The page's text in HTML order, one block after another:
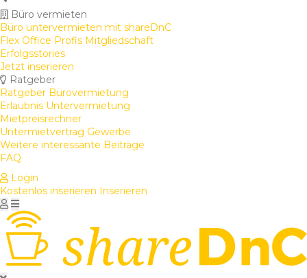
Büro vermieten
Büro untervermieten mit shareDnC
Flex Office Profis Mitgliedschaft
Erfolgsstories
Jetzt inserieren
Ratgeber
Ratgeber Bürovermietung
Erlaubnis Untervermietung
Mietpreisrechner
Untermietvertrag Gewerbe
Weitere interessante Beiträge
FAQ
Login
Kostenlos inserieren Inserieren